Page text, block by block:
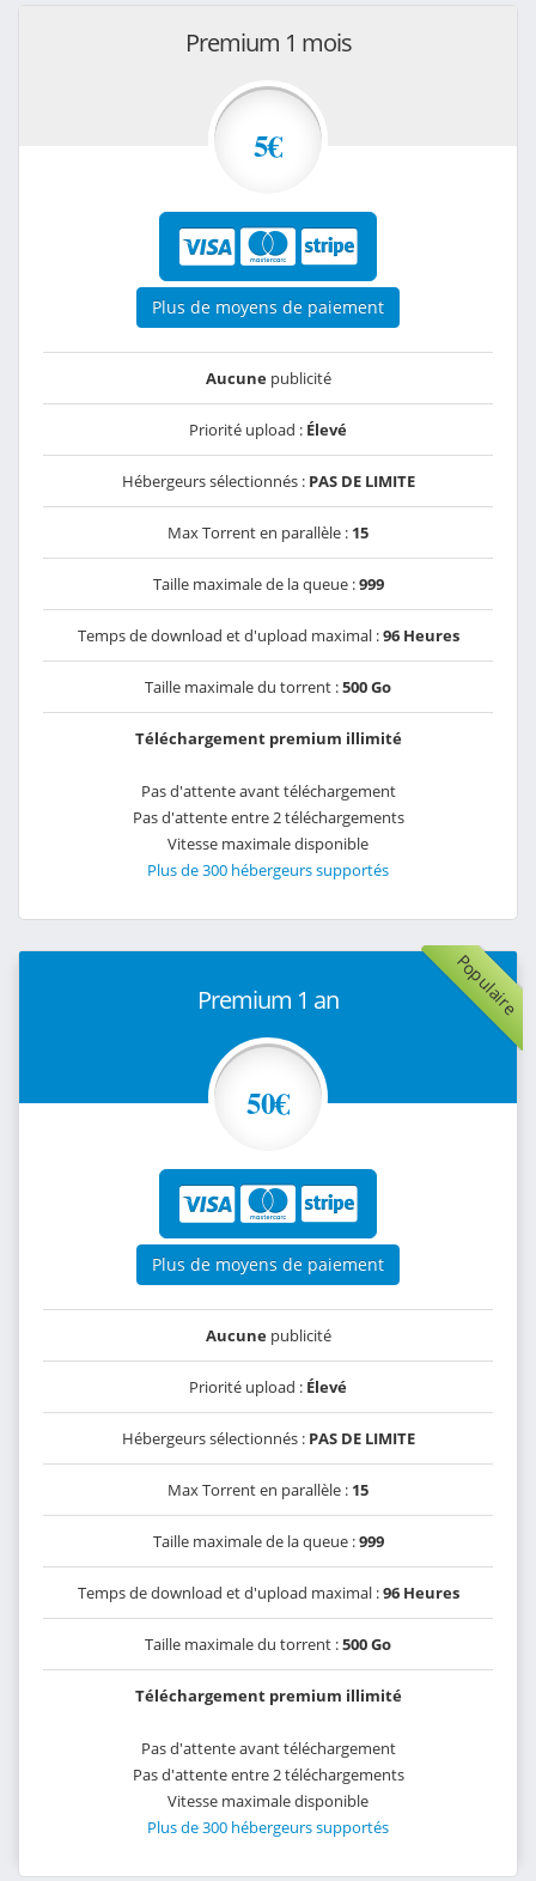
Premium 1 mois
5€
Plus de moyens de paiement
Aucunepublicité
Priorité upload : Élevé
Hébergeurs sélectionnés : PAS DE LIMITE
Max Torrent en parallèle : 15
Taille maximale de la queue :999
Temps de download et d'upload maximal :96 Heures
Taille maximale du torrent :500 Go
Téléchargement premium illimité
Pas d'attente avant téléchargement
Pas d'attente entre 2 téléchargements
Vitesse maximale disponible
Plus de 300 hébergeurs supportés
Populaire
Premium 1 an
50€
Plus de moyens de paiement
Aucunepublicité
Priorité upload : Élevé
Hébergeurs sélectionnés : PAS DE LIMITE
Max Torrent en parallèle : 15
Taille maximale de la queue :999
Temps de download et d'upload maximal :96 Heures
Taille maximale du torrent :500 Go
Téléchargement premium illimité
Pas d'attente avant téléchargement
Pas d'attente entre 2 téléchargements
Vitesse maximale disponible
Plus de 300 hébergeurs supportés